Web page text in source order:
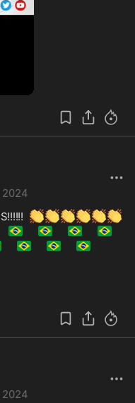
2024
👏👏👏👏👏👏
🇧🇷 🇧🇷 🇧🇷
🇧🇷
🇧🇷 🇧🇷 🇧🇷
2024